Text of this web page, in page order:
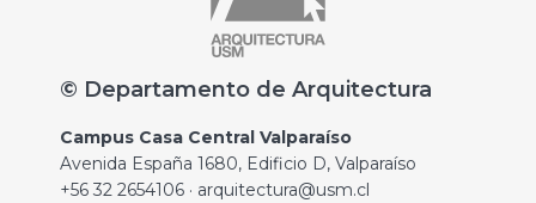
© Departamento de Arquitectura
Campus Casa Central Valparaíso
Avenida España 1680, Edificio D, Valparaíso
+56 32 2654106 · arquitectura@usm.cl